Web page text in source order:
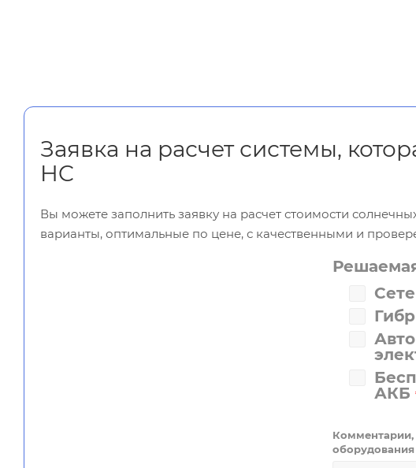
Заявка на расчет системы,
HC
Вы можете заполнить заявку на расчет стоимости
варианты, оптимальные по цене, с качественными и
АКБ
Комментарии,
оборудования